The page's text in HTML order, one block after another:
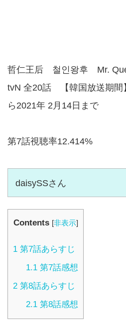
哲仁王后 철인왕후 Mr.
tvN 全20話 【韓国放送期間
ら2021年 2月14日まで
第7話視聴率12.414%
daisySSさん
Contents [非表示]
1 第7話あらすじ
1.1第7話感想
2 第8話あらすじ
2.1第8話感想